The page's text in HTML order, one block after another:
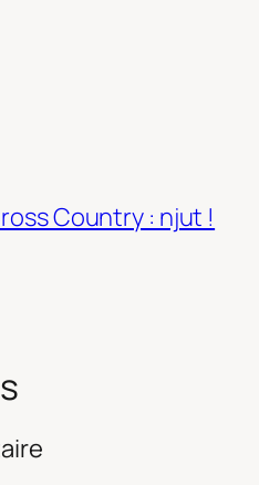
Country : njut !